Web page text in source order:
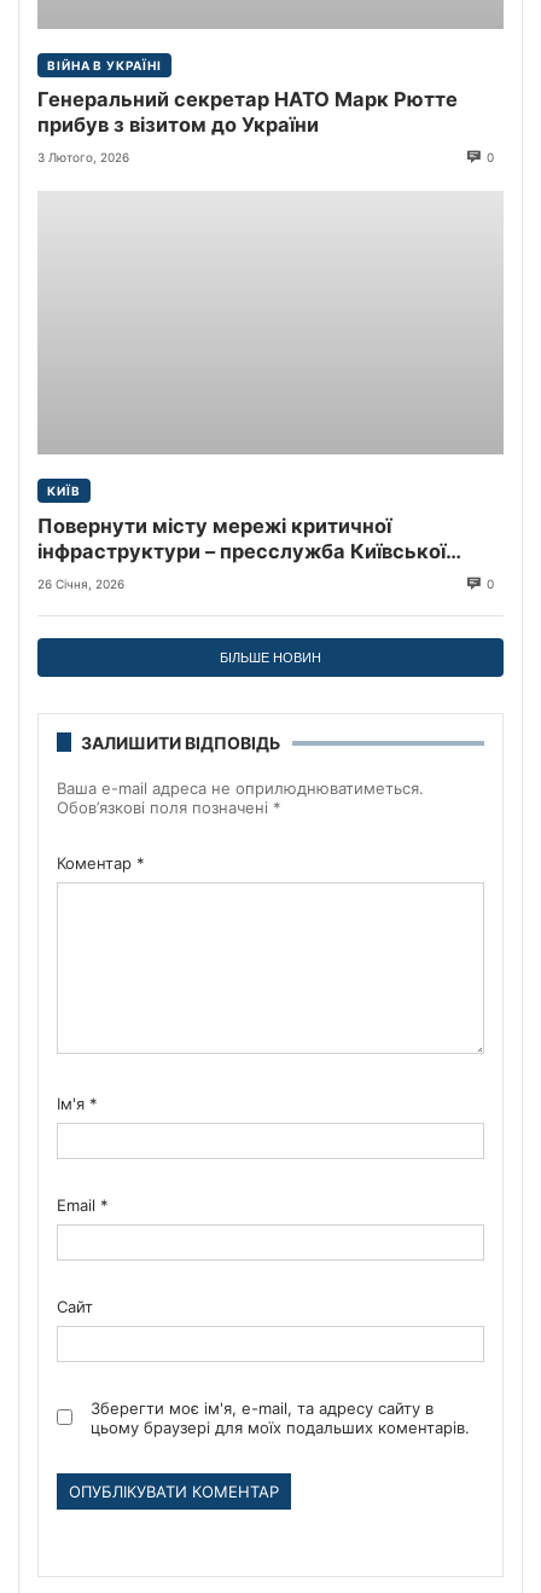
ВІЙНА В УКРАЇНІ
Генеральний секретар НАТО Марк Рютте
прибув з візитом до України
3 Лютого, 2026 0
КИЇВ
Повернути місту мережі критичної
інфраструктури – пресслужба Київської
міської прокуратури
26 Січня, 2026 0
БІЛЬШЕ НОВИН
ЗАЛИШИТИ ВІДПОВІДЬ
Ваша e-mail адреса не оприлюднюватиметься.
Обов’язкові поля позначені *
Коментар *
Ім'я *
Email *
Сайт
Зберегти моє ім'я, e-mail, та адресу сайту в
цьому браузері для моїх подальших коментарів.